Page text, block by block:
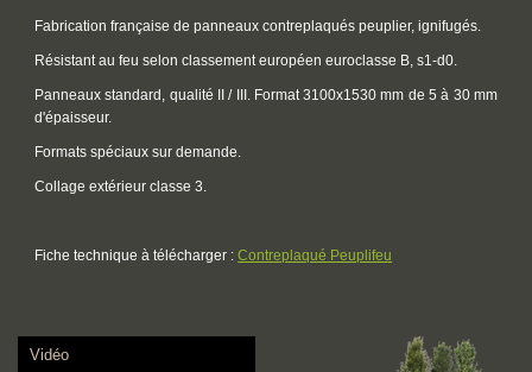
Fabrication française de panneaux contreplaqués peuplier, ignifugés.
Résistant au feu selon classement européen euroclasse B, s1-d0.
Panneaux standard, qualité II / III. Format 3100x1530 mm de 5 à 30 mm
d'épaisseur.
Formats spéciaux sur demande.
Collage extérieur classe 3.
Fiche technique à télécharger :Contreplaqué Peuplifeu
Vidéo